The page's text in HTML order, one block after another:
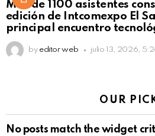
Más de 1100 asistentes
edición de Intcomexpo El
principal encuentro
by editor web julio 13, 2026,
OUR
No posts match the widget